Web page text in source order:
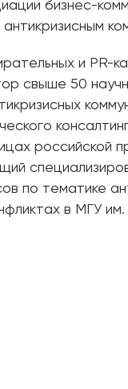
бизнес-
и PR-
свыше 50
российской
по тематике
в МГУ